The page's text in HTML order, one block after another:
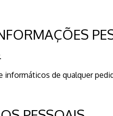
informáticos de qualquer